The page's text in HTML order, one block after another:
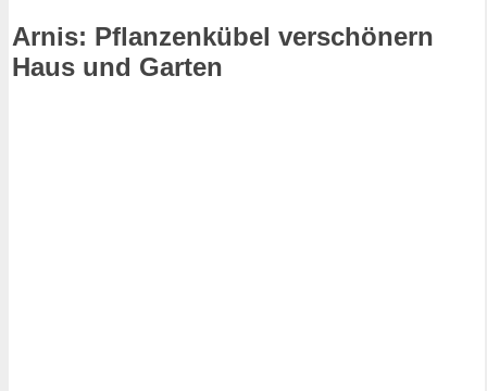
Arnis: Pflanzenkübel verschönern
Haus und Garten